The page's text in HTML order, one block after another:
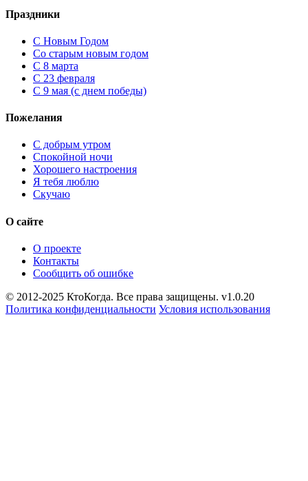
Праздники
C Новым Годом
Cо старым новым годом
С 8 марта
С 23 февраля
С 9 мая (с днем победы)
Пожелания
С добрым утром
Спокойной ночи
Хорошего настроения
Я тебя люблю
Скучаю
О сайте
О проекте
Контакты
Сообщить об ошибке
© 2012-2025 КтоКогда. Все права защищены. v1.0.20
Политика конфиденциальности Условия использования